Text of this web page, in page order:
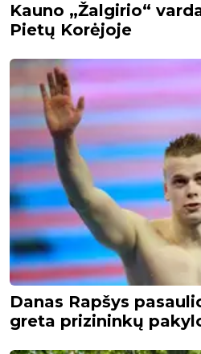
Kauno „Žalgirio“
Pietų Korėjoje
Danas Rapšys
greta prizininkų